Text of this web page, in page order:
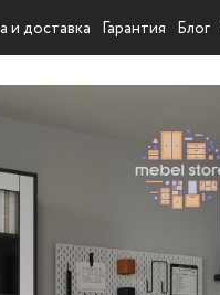
и доставка Гарантия Блог